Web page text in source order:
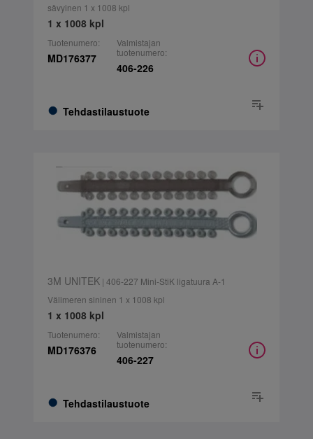
sävyinen 1 x 1008 kpl
1 x 1008 kpl
Tuotenumero:
MD176377
Tehdastilaustuote
Valmistajan
tuotenumero:
406-226
3M UNITEK| 406-227 Mini-StiK ligatuura A-1
Välimeren sininen 1 x 1008 kpl
1 x 1008 kpl
Tuotenumero:
MD176376
Tehdastilaustuote
Valmistajan
tuotenumero:
406-227